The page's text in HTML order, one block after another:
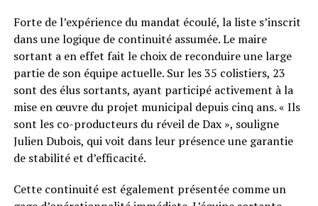
Forte de l’expérience du mandat écoulé, la liste s’inscrit
dans une logique de continuité assumée. Le maire
sortant a en effet fait le choix de reconduire une large
partie de son équipe actuelle. Sur les 35 colistiers, 23
sont des élus sortants, ayant participé activement à la
mise en œuvre du projet municipal depuis cinq ans. « Ils
sont les co-producteurs du réveil de Dax », souligne
Julien Dubois, qui voit dans leur présence une garantie
de stabilité et d’efficacité.
Cette continuité est également présentée comme un